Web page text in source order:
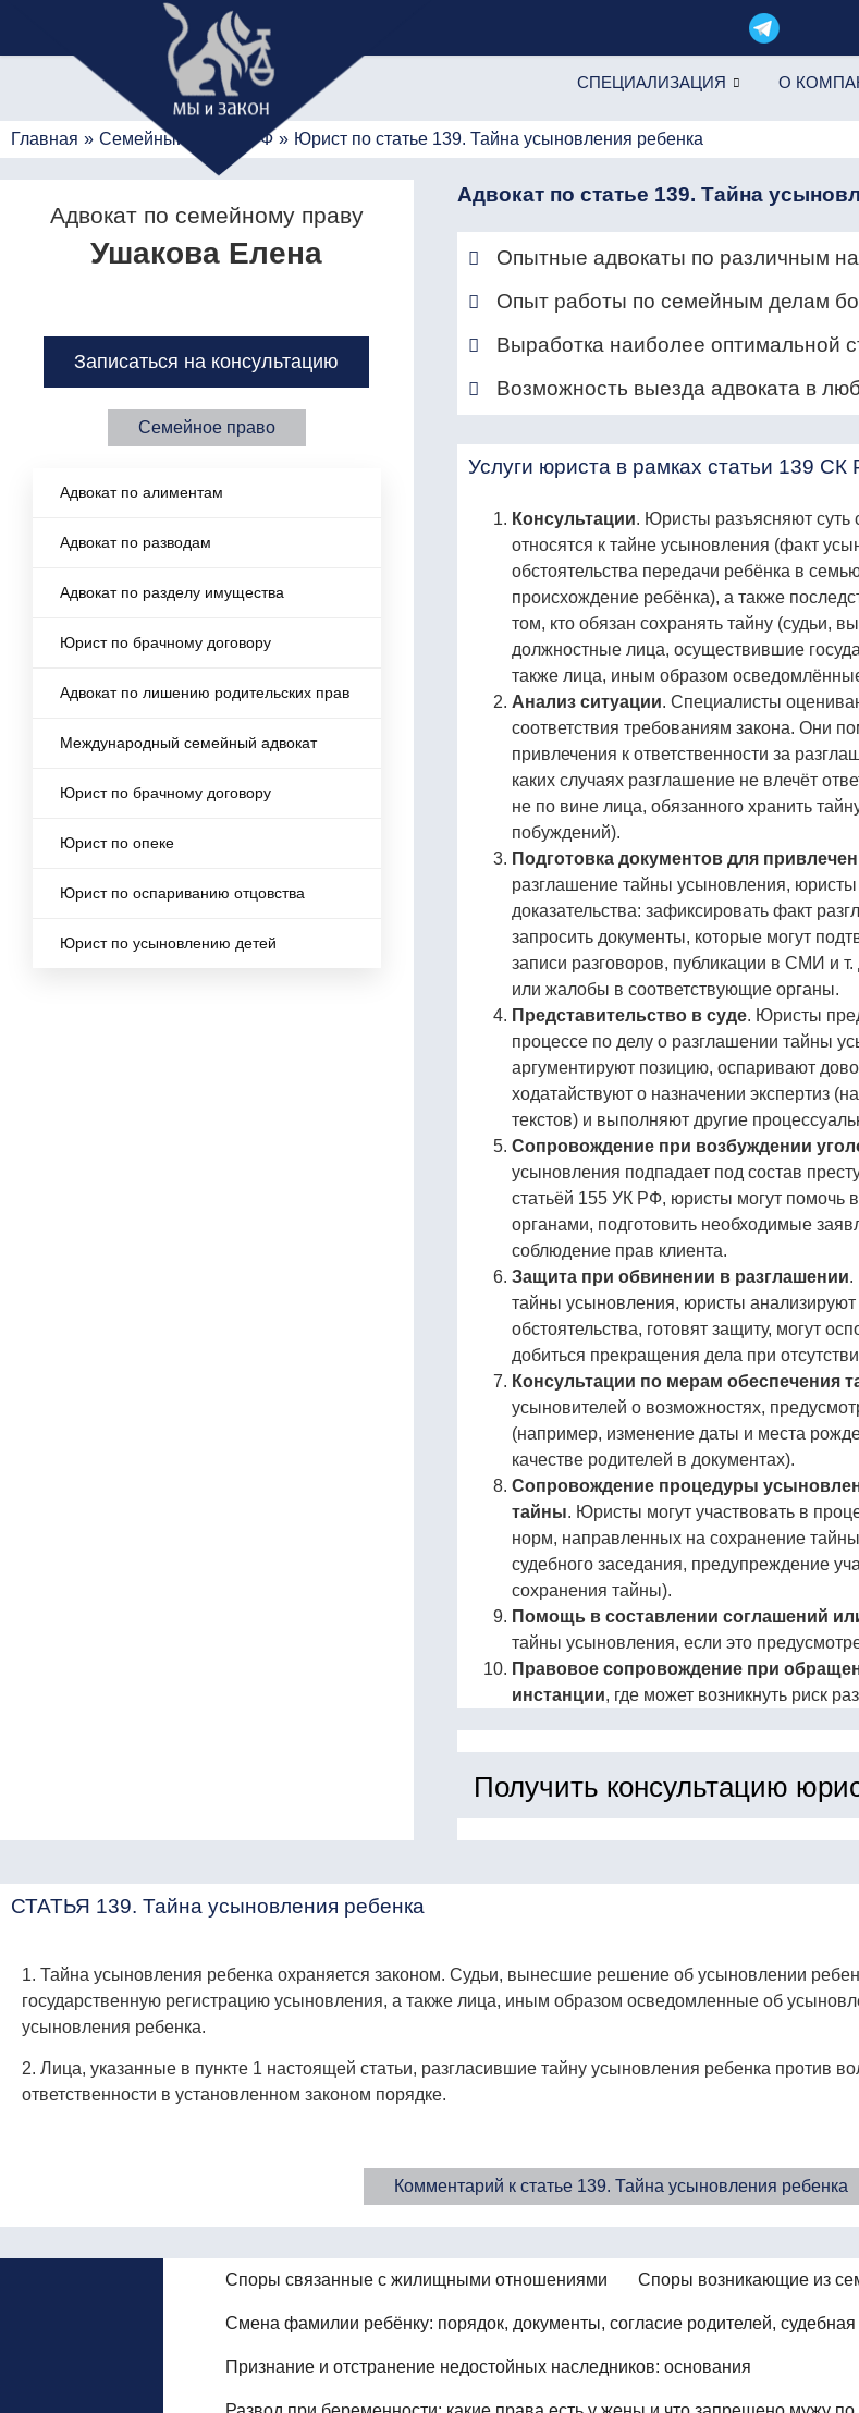
СПЕЦИАЛИЗАЦИЯ О
Главная » Семейный кодекс РФ » Юрист по статье 139. Тайна усыновления ребенка
Адвокат по семейному праву
Ушакова Елена
Записаться на консультацию
Семейное право
Адвокат по алиментам
Адвокат по разводам
Адвокат по разделу имущества
Юрист по брачному договору
Адвокат по лишению родительских прав
Международный семейный адвокат
Юрист по брачному договору
Юрист по опеке
Юрист по оспариванию отцовства
Юрист по усыновлению детей
Адвокат по статье 139. Тайна
Опытные адвокаты по различным
Опыт работы по семейным делам
Выработка наиболее оптимальной
Возможность выезда адвоката в
Услуги юриста в рамках статьи 139 СК
Консультации. Юристы разъясняют суть
относятся к тайне усыновления (факт
обстоятельства передачи ребёнка в
происхождение ребёнка), а также
том, кто обязан сохранять тайну (судьи,
должностные лица, осуществившие
также лица, иным образом
Анализ ситуации. Специалисты
соответствия требованиям закона. Они
привлечения к ответственности за
каких случаях разглашение не влечёт
не по вине лица, обязанного хранить
побуждений).
Подготовка документов для
разглашение тайны усыновления,
доказательства: зафиксировать факт
запросить документы, которые могут
записи разговоров, публикации в СМИ и
или жалобы в соответствующие органы.
Представительство в суде. Юристы
процессе по делу о разглашении тайны
аргументируют позицию, оспаривают
ходатайствуют о назначении экспертиз
текстов) и выполняют другие
Сопровождение при возбуждении
усыновления подпадает под состав
статьёй 155 УК РФ, юристы могут помочь
органами, подготовить необходимые
соблюдение прав клиента.
Защита при обвинении в разглашении.
тайны усыновления, юристы
обстоятельства, готовят защиту, могут
добиться прекращения дела при
Консультации по мерам обеспечения
усыновителей о возможностях,
(например, изменение даты и места
качестве родителей в документах).
Сопровождение процедуры
тайны. Юристы могут участвовать в
норм, направленных на сохранение
судебного заседания, предупреждение
сохранения тайны).
Помощь в составлении соглашений
тайны усыновления, если это
Правовое сопровождение при
инстанции, где может возникнуть риск
Получить консультацию
СТАТЬЯ 139. Тайна усыновления ребенка
1. Тайна усыновления ребенка охраняется законом. Судьи, вынесшие решение об усыновлении
государственную регистрацию усыновления, а также лица, иным образом осведомленные об
усыновления ребенка.
2. Лица, указанные в пункте 1 настоящей статьи, разгласившие тайну усыновления ребенка против
ответственности в установленном законом порядке.
Комментарий к статье 139. Тайна усыновления ребенка
Споры связанные с жилищными отношениями Споры возникающие из
Смена фамилии ребёнку: порядок, документы, согласие родителей, судебная
Признание и отстранение недостойных наследников: основания